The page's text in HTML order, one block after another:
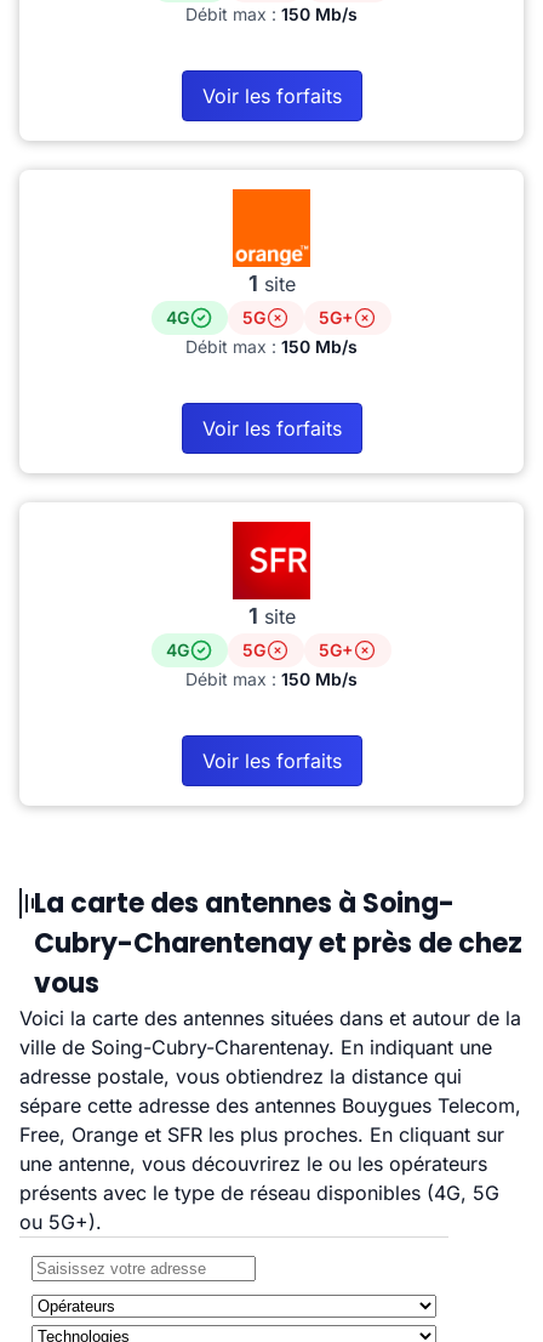
Débit max : 150 Mb/s
Voir les forfaits
1 site
4G 5G
5G+
Débit max : 150 Mb/s
Voir les forfaits
1 site
4G 5G
5G+
Débit max : 150 Mb/s
Voir les forfaits
La carte des antennes à Soing-
Cubry-Charentenay et près de chez
vous
Voici la carte des antennes situées dans et autour de la
ville de Soing-Cubry-Charentenay. En indiquant une
adresse postale, vous obtiendrez la distance qui
sépare cette adresse des antennes Bouygues Telecom,
Free, Orange et SFR les plus proches. En cliquant sur
une antenne, vous découvrirez le ou les opérateurs
présents avec le type de réseau disponibles (4G, 5G
ou 5G+).